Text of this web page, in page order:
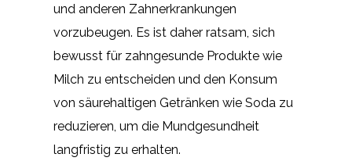
und anderen Zahnerkrankungen
vorzubeugen. Es ist daher ratsam, sich
bewusst für zahngesunde Produkte wie
Milch zu entscheiden und den Konsum
von säurehaltigen Getränken wie Soda zu
reduzieren, um die Mundgesundheit
langfristig zu erhalten.